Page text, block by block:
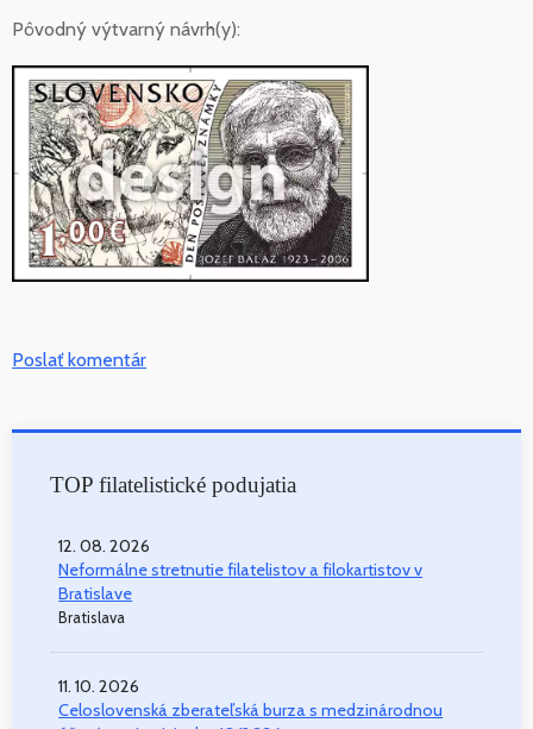
Pôvodný výtvarný návrh(y):
Poslať komentár
TOP filatelistické podujatia
12. 08. 2026
Neformálne stretnutie filatelistov a filokartistov v
Bratislave
Bratislava
11. 10. 2026
Celoslovenská zberateľská burza s medzinárodnou